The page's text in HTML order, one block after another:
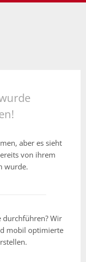
aber es sieht
von ihrem
wurde.
durchführen? Wir
mobil optimierte